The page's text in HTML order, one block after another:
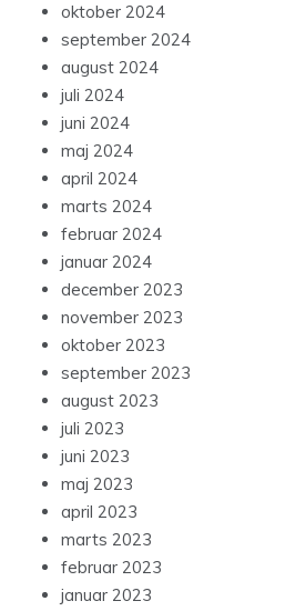
oktober 2024
september 2024
august 2024
juli 2024
juni 2024
maj 2024
april 2024
marts 2024
februar 2024
januar 2024
december 2023
november 2023
oktober 2023
september 2023
august 2023
juli 2023
juni 2023
maj 2023
april 2023
marts 2023
februar 2023
januar 2023